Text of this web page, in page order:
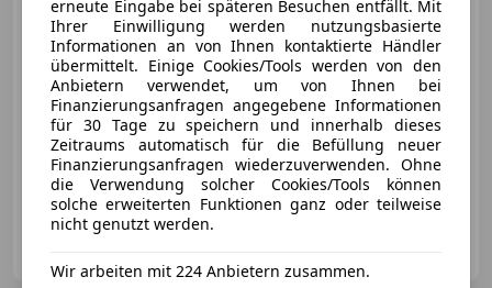
€ 21 890 1
03/2022 50 200 km Benzin
110 kW (150 PS)
Karosseum GmbH
erneute Eingabe bei späteren Besuchen entfällt. Mit
Ihrer Einwilligung werden nutzungsbasierte
Informationen an von Ihnen kontaktierte Händler
übermittelt. Einige Cookies/Tools werden von den
Anbietern verwendet, um von Ihnen bei
Finanzierungsanfragen angegebene Informationen
für 30 Tage zu speichern und innerhalb dieses
Zeitraums automatisch für die Befüllung neuer
Finanzierungsanfragen wiederzuverwenden. Ohne
die Verwendung solcher Cookies/Tools können
solche erweiterten Funktionen ganz oder teilweise
nicht genutzt werden.
Wir arbeiten mit 224 Anbietern zusammen.